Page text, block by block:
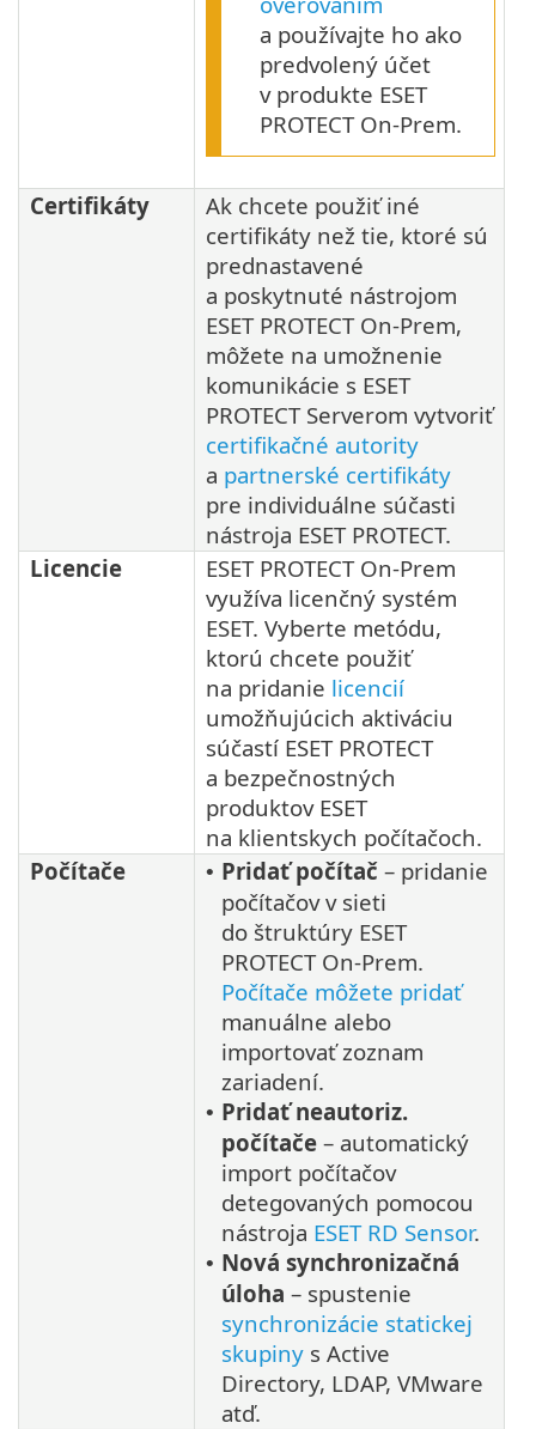
a používajte ho ako
predvolený účet
v produkte ESET
PROTECT On-Prem.
Certifikáty
Ak chcete použiť iné
certifikáty než tie, ktoré sú
prednastavené
a poskytnuté nástrojom
ESET PROTECT On-Prem,
môžete na umožnenie
komunikácie s ESET
PROTECT Serverom vytvoriť
certifikačné autority
a partnerské certifikáty
pre individuálne súčasti
nástroja ESET PROTECT.
Licencie
ESET PROTECT On-Prem
využíva licenčný systém
ESET. Vyberte metódu,
ktorú chcete použiť
na pridanie licencií
umožňujúcich aktiváciu
súčastí ESET PROTECT
a bezpečnostných
produktov ESET
na klientskych počítačoch.
Počítače
• Pridať počítač – pridanie
počítačov v sieti
do štruktúry ESET
PROTECT On-Prem.
Počítače môžete pridať
manuálne alebo
importovať zoznam
zariadení.
• Pridať neautoriz.
počítače – automatický
import počítačov
detegovaných pomocou
nástroja ESET RD Sensor.
• Nová synchronizačná
úloha – spustenie
synchronizácie statickej
skupiny s Active
Directory, LDAP, VMware
atď.